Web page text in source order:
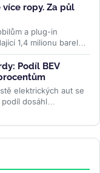
ropy. Za půl
a plug-in
1,4 milionu barelů
Podíl BEV
elektrických aut se
dosáhl